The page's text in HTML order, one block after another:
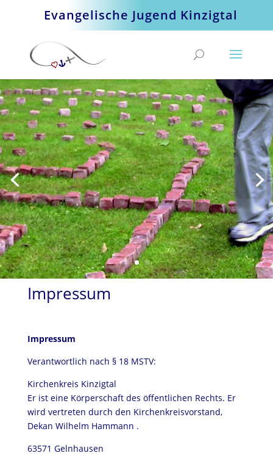
Evangelische Jugend Kinzigtal
Impressum
Impressum
Verantwortlich nach § 18 MSTV:
Kirchenkreis Kinzigtal
Er ist eine Körperschaft des öffentlichen Rechts. Er
wird vertreten durch den Kirchenkreisvorstand,
Dekan Wilhelm Hammann .
63571 Gelnhausen